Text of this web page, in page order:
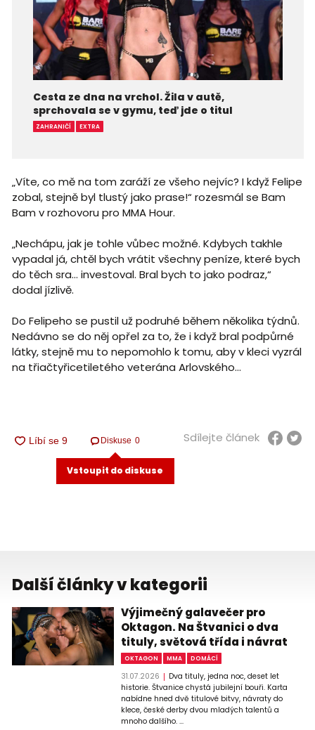
Cesta ze dna na vrchol. Žila v autě,
sprchovala se v gymu, teď jde o titul
ZAHRANIČÍ EXTRA
„Víte, co mě na tom zaráží ze všeho nejvíc? I když Felipe
zobal, stejně byl tlustý jako prase!“ rozesmál se Bam
Bam v rozhovoru pro MMA Hour.
„Nechápu, jak je tohle vůbec možné. Kdybych takhle
vypadal já, chtěl bych vrátit všechny peníze, které bych
do těch sra... investoval. Bral bych to jako podraz,“
dodal jízlivě.
Do Felipeho se pustil už podruhé během několika týdnů.
Nedávno se do něj opřel za to, že i když bral podpůrné
látky, stejně mu to nepomohlo k tomu, aby v kleci vyzrál
na třiačtyřicetiletého veterána Arlovského...
Diskuse 0
Vstoupit do diskuse
Sdílejte článek
Další články v kategorii
Výjimečný galavečer pro
Oktagon. Na Štvanici o dva
tituly, světová třída i návrat
OKTAGON MMA DOMÁCÍ
31.07.2026
Dva tituly, jedna noc, deset let
historie. Štvanice chystá jubilejní bouři. Karta
nabídne hned dvě titulové bitvy, návraty do
klece, české derby dvou mladých talentů a
mnoho dalšího. ...